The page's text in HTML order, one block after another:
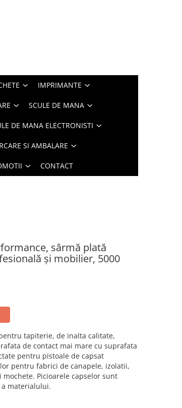
IMPRIMANTE
SCULE DE MANA
DE MANA ELECTRONISTI
SI AMBALARE
CONTACT
sârmă plată
și mobilier, 5000
tapiterie, de inalta calitate,
de contact mai mare cu suprafata
pentru pistoale de capsat
pentru fabrici de canapele, izolatii,
Picioarele capselor sunt
materialului.